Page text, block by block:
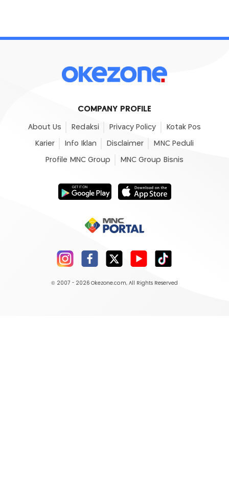
COMPANY PROFILE
About Us Redaksi Privacy Policy Kotak Pos
Karier Info Iklan Disclaimer MNC Peduli
Profile MNC Group MNC Group Bisnis
© 2007 - 2026 Okezone.com, All Rights Reserved